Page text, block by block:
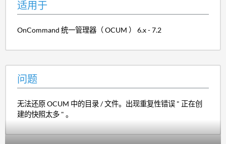
适用于
OnCommand 统一管理器（ OCUM ） 6.x - 7.2
问题
无法还原 OCUM 中的目录 / 文件。出现重复性错误 " 正在创
建的快照太多 " 。